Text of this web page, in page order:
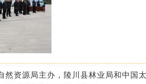
然资源局主办，陵川县林业局和中国